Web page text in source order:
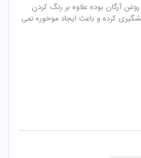
مارال حاوی روغن آرگان بوده علاوه بر رنگ کردن
کرده و باعث ایجاد موخوره نمی